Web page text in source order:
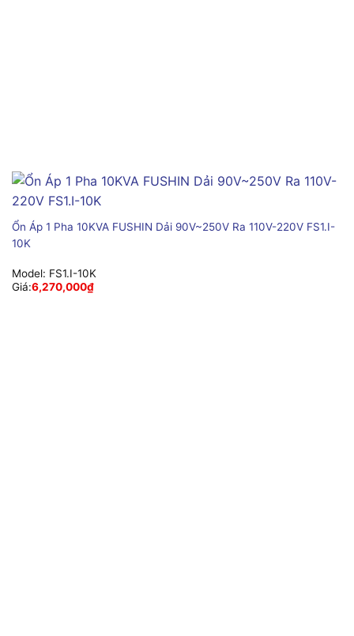
Ổn Áp 1 Pha 10KVA FUSHIN Dải 90V~250V Ra 110V-220V FS1.I-
10K
Model: FS1.I-10K
Giá:6,270,000₫